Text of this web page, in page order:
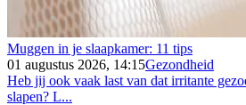
Muggen in je slaapkamer: 11 tips
01 augustus 2026, 14:15Gezondheid
Heb jij ook vaak last van dat irritante
slapen? L...